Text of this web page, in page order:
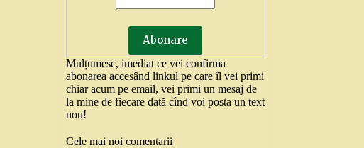
Mulțumesc, imediat ce vei confirma
abonarea accesând linkul pe care îl vei primi
chiar acum pe email, vei primi un mesaj de
la mine de fiecare dată cînd voi posta un text
nou!
Cele mai noi comentarii